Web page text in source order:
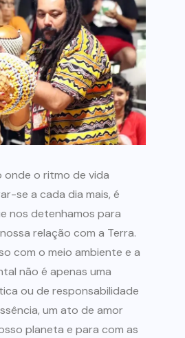
onde o ritmo de vida
se a cada dia mais, é
nos detenhamos para
relação com a Terra.
com o meio ambiente e a
não é apenas uma
ou de responsabilidade
um ato de amor
planeta e para com as